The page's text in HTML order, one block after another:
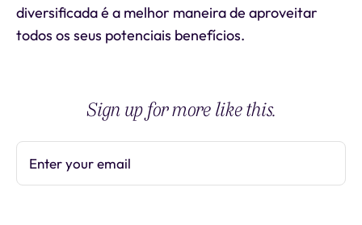
diversificada é a melhor maneira de aproveitar
todos os seus potenciais benefícios.
Sign up for more like this.
Enter your email